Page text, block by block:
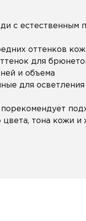
с естественным
оттенков
для
и объема
для осветления
цвета, тона кожи и